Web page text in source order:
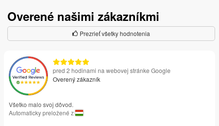
Overené našimi zákazníkmi
Prezrieť všetky hodnotenia
pred 2 hodinami na webovej stránke Google
Overený zákazník
Všetko malo svoj dôvod.
Automaticky preložené z